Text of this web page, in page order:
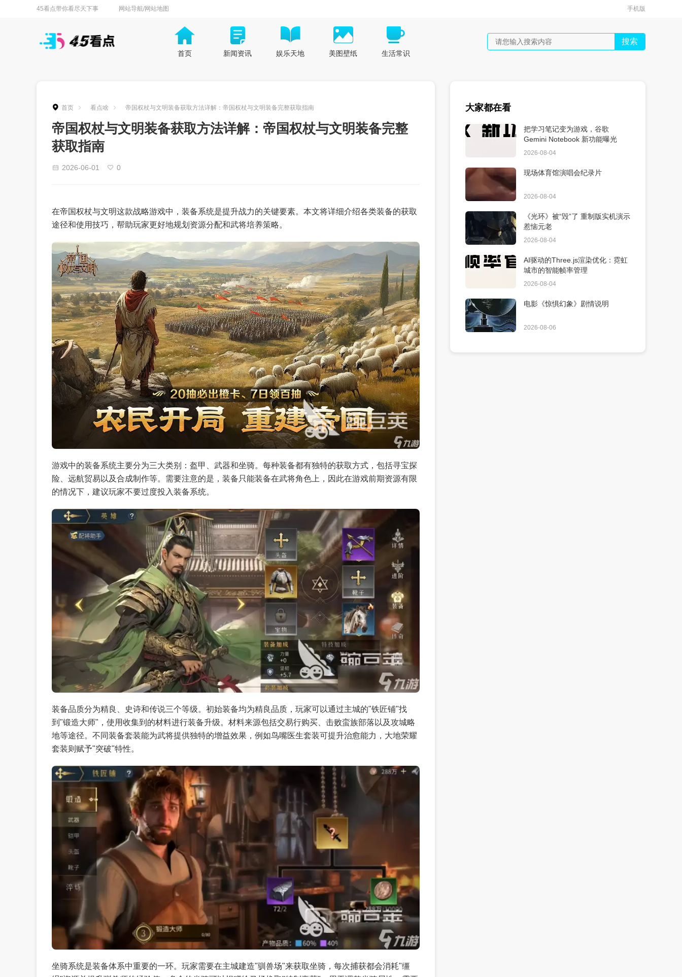
45看点带你看尽天下事 网站导航/网站地图 手机版
首页 新闻资讯 娱乐天地 美图壁纸 生活常识
搜索
首页 看点啥 帝国权杖与文明装备获取方法详解：帝国权杖与文明装备完整获取指南
帝国权杖与文明装备获取方法详解：帝国权杖与文明装备完整
获取指南
2026-06-01 0
在帝国权杖与文明这款战略游戏中，装备系统是提升战力的关键要素。本文将详细介绍各类装备的获取
途径和使用技巧，帮助玩家更好地规划资源分配和武将培养策略。
游戏中的装备系统主要分为三大类别：盔甲、武器和坐骑。每种装备都有独特的获取方式，包括寻宝探
险、远航贸易以及合成制作等。需要注意的是，装备只能装备在武将角色上，因此在游戏前期资源有限
的情况下，建议玩家不要过度投入装备系统。
装备品质分为精良、史诗和传说三个等级。初始装备均为精良品质，玩家可以通过主城的"铁匠铺"找
到"锻造大师"，使用收集到的材料进行装备升级。材料来源包括交易行购买、击败蛮族部落以及攻城略
地等途径。不同装备套装能为武将提供独特的增益效果，例如鸟嘴医生套装可提升治愈能力，大地荣耀
套装则赋予"突破"特性。
坐骑系统是装备体系中重要的一环。玩家需要在主城建造"驯兽场"来获取坐骑，每次捕获都会消耗"缰
大家都在看
把学习笔记变为游戏，谷歌
Gemini Notebook 新功能曝光
2026-08-04
现场体育馆演唱会纪录片
2026-08-04
《光环》被“毁”了 重制版实机演示
惹恼元老
2026-08-04
AI驱动的Three.js渲染优化：霓虹
城市的智能帧率管理
2026-08-04
电影《惊惧幻象》剧情说明
2026-08-06